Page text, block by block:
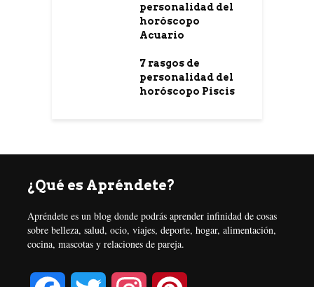
personalidad del
horóscopo
Acuario
7 rasgos de
personalidad del
horóscopo Piscis
¿Qué es Apréndete?
Apréndete es un blog donde podrás aprender infinidad de cosas
sobre belleza, salud, ocio, viajes, deporte, hogar, alimentación,
cocina, mascotas y relaciones de pareja.